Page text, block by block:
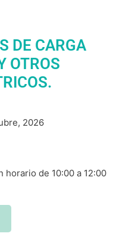
DE CARGA
OTROS
2026
horario de 10:00 a 12:00